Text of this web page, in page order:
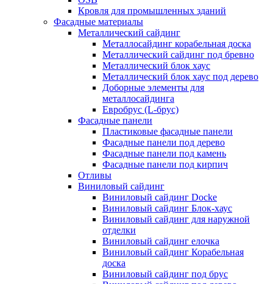
Кровля для промышленных зданий
Фасадные материалы
Металлический сайдинг
Металлосайдинг корабельная доска
Металлический сайдинг под бревно
Металлический блок хаус
Металлический блок хаус под дерево
Доборные элементы для
металлосайдинга
Евробрус (L-брус)
Фасадные панели
Пластиковые фасадные панели
Фасадные панели под дерево
Фасадные панели под камень
Фасадные панели под кирпич
Отливы
Виниловый сайдинг
Виниловый сайдинг Docke
Виниловый сайдинг Блок-хаус
Виниловый сайдинг для наружной
отделки
Виниловый сайдинг елочка
Виниловый сайдинг Корабельная
доска
Виниловый сайдинг под брус